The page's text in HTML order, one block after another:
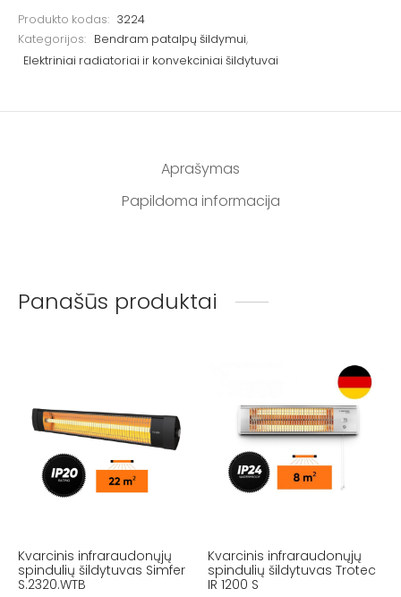
Produkto kodas: 3224
Kategorijos: Bendram patalpų šildymui,
Elektriniai radiatoriai ir konvekciniai šildytuvai
Aprašymas
Papildoma informacija
Panašūs produktai
Kvarcinis infraraudonųjų
spindulių šildytuvas Simfer
S.2320.WTB
Kvarcinis infraraudonųjų
spindulių šildytuvas Trotec
IR 1200 S